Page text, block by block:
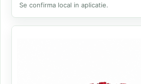
Se confirma local in aplicatie.